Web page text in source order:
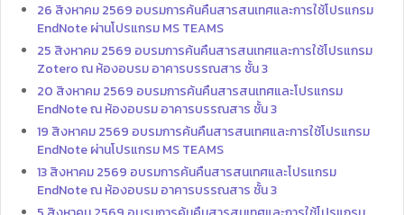
26 สิงหาคม 2569 อบรมการค้นคืนสารสนเทศและการใช้โปรแกรม
EndNote ผ่านโปรแกรม MS TEAMS
25 สิงหาคม 2569 อบรมการค้นคืนสารสนเทศและการใช้โปรแกรม
Zotero ณ ห้องอบรม อาคารบรรณสาร ชั้น 3
20 สิงหาคม 2569 อบรมการค้นคืนสารสนเทศและโปรแกรม
EndNote ณ ห้องอบรม อาคารบรรณสาร ชั้น 3
19 สิงหาคม 2569 อบรมการค้นคืนสารสนเทศและการใช้โปรแกรม
EndNote ผ่านโปรแกรม MS TEAMS
13 สิงหาคม 2569 อบรมการค้นคืนสารสนเทศและโปรแกรม
EndNote ณ ห้องอบรม อาคารบรรณสาร ชั้น 3